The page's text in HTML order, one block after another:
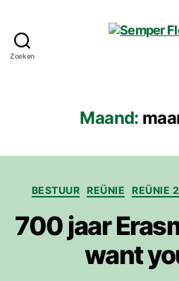
Zoeken
Maand:
BESTUUR REÜNIE REÜNIE
700 jaar
want